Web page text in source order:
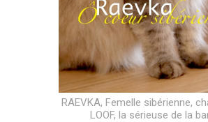
RAEVKA, Femelle sibérienne,
LOOF, la sérieuse de la